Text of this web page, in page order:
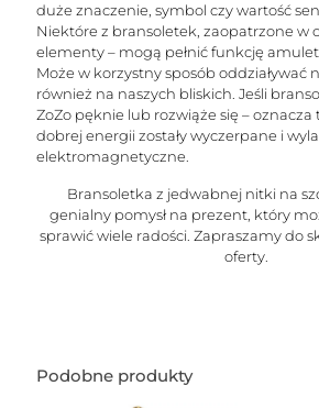
duże znaczenie, symbol czy wartość
Niektóre z bransoletek, zaopatrzone w
elementy – mogą pełnić funkcję
Może w korzystny sposób oddziaływać
również na naszych bliskich. Jeśli
ZoZo pęknie lub rozwiąże się – oznacza
dobrej energii zostały wyczerpane i
elektromagnetyczne.
Bransoletka z jedwabnej nitki na
genialny pomysł na prezent, który
sprawić wiele radości. Zapraszamy do
oferty.
Podobne produkty